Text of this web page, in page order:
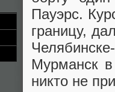
Пауэрс.
границу,
Мурманск
никто не